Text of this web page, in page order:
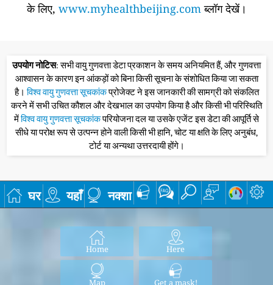
के लिए, www.myhealthbeijing.comब्लॉग देखें।
उपयोग नोटिस: सभी वायु गुणवत्ता डेटा प्रकाशन के समय अनियमित हैं, और गुणवत्ता
आश्वासन के कारण इन आंकड़ों को बिना किसी सूचना के संशोधित किया जा सकता
है।विश्व वायु गुणवत्ता सूचकांकप्रोजेक्ट ने इस जानकारी की सामग्री को संकलित
करने में सभी उचित कौशल और देखभाल का उपयोग किया है और किसी भी परिस्थिति
मेंविश्व वायु गुणवत्ता सूचकांकपरियोजना दल या उसके एजेंट इस डेटा की आपूर्ति से
सीधे या परोक्ष रूप से उत्पन्न होने वाली किसी भी हानि, चोट या क्षति के लिए अनुबंध,
टोर्ट या अन्यथा उत्तरदायी होंगे।
घर यहाँ नक्शा
Home Here
Map Get a mask!